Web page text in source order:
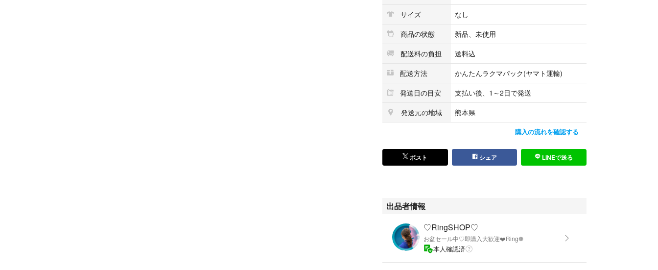
$$507
247＊210＊0=k234
サイズ
なし
商品の状態
新品、未使用
配送料の負担
送料込
配送方法
かんたんラクマパック(ヤマト運輸)
発送日の目安
支払い後、1～2日で発送
発送元の地域
熊本県
購入の流れを確認する
ポスト シェア LINEで送る
出品者情報
♡RingSHOP♡
お盆セール中♡即購入大歓迎❤️Ring❁
本人確認済